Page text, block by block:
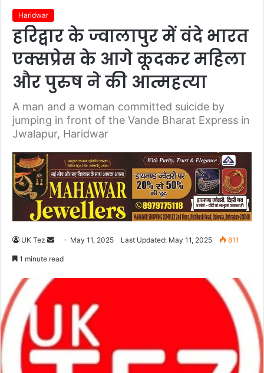
Haridwar
हरिद्वार के ज्वालापुर में वंदे भारत
एक्सप्रेस के आगे कूदकर महिला
और पुरुष ने की आत्महत्या
A man and a woman committed suicide by
jumping in front of the Vande Bharat Express in
Jwalapur, Haridwar
UK Tez
d
m
a
i
May 11, 2025 Last Updated: May 11, 2025 811
1 minute read